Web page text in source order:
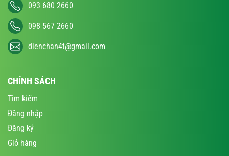
093 680 2660
098 567 2660
dienchan4t@gmail.com
CHÍNH SÁCH
Tìm kiếm
Đăng nhập
Đăng ký
Giỏ hàng